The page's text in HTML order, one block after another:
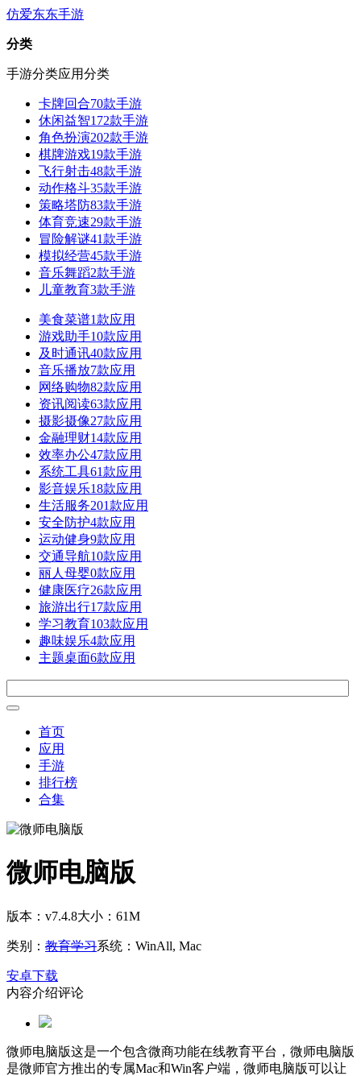
仿爱东东手游
分类
手游分类应用分类
卡牌回合70款手游
休闲益智172款手游
角色扮演202款手游
棋牌游戏19款手游
飞行射击48款手游
动作格斗35款手游
策略塔防83款手游
体育竞速29款手游
冒险解谜41款手游
模拟经营45款手游
音乐舞蹈2款手游
儿童教育3款手游
美食菜谱1款应用
游戏助手10款应用
及时通讯40款应用
音乐播放7款应用
网络购物82款应用
资讯阅读63款应用
摄影摄像27款应用
金融理财14款应用
效率办公47款应用
系统工具61款应用
影音娱乐18款应用
生活服务201款应用
安全防护4款应用
运动健身9款应用
交通导航10款应用
丽人母婴0款应用
健康医疗26款应用
旅游出行17款应用
学习教育103款应用
趣味娱乐4款应用
主题桌面6款应用
首页
应用
手游
排行榜
合集
微师电脑版
版本：v7.4.8大小：61M
类别： 教育学习系统：WinAll, Mac
安卓下载
内容介绍评论
微师电脑版这是一个包含微商功能在线教育平台，微师电脑版
是微师官方推出的专属Mac和Win客户端，微师电脑版可以让